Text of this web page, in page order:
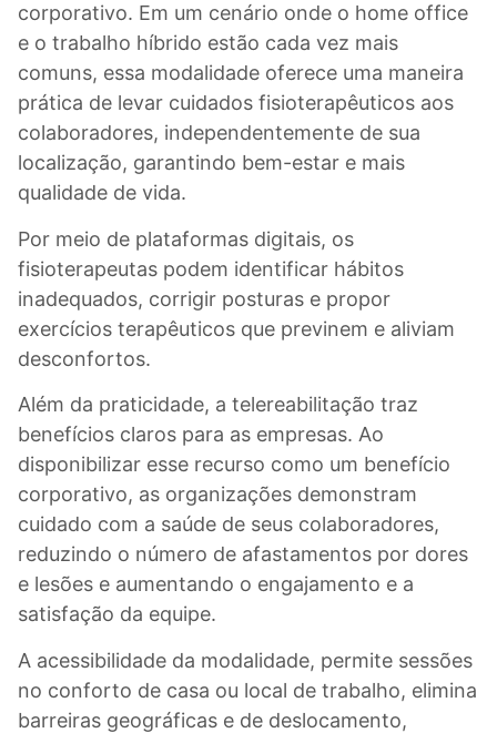
corporativo. Em um cenário onde o home office
e o trabalho híbrido estão cada vez mais
comuns, essa modalidade oferece uma maneira
prática de levar cuidados fisioterapêuticos aos
colaboradores, independentemente de sua
localização, garantindo bem-estar e mais
qualidade de vida.
Por meio de plataformas digitais, os
fisioterapeutas podem identificar hábitos
inadequados, corrigir posturas e propor
exercícios terapêuticos que previnem e aliviam
desconfortos.
Além da praticidade, a telereabilitação traz
benefícios claros para as empresas. Ao
disponibilizar esse recurso como um benefício
corporativo, as organizações demonstram
cuidado com a saúde de seus colaboradores,
reduzindo o número de afastamentos por dores
e lesões e aumentando o engajamento e a
satisfação da equipe.
A acessibilidade da modalidade, permite sessões
no conforto de casa ou local de trabalho, elimina
barreiras geográficas e de deslocamento,